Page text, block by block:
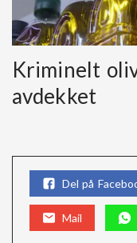
Kriminelt
avdekket
Del på
Mail